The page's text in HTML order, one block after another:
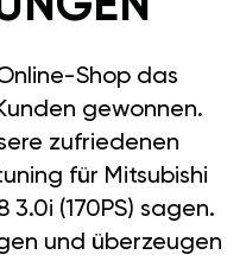
Shop das
gewonnen.
zufriedenen
für Mitsubishi
(170PS) sagen.
und überzeugen